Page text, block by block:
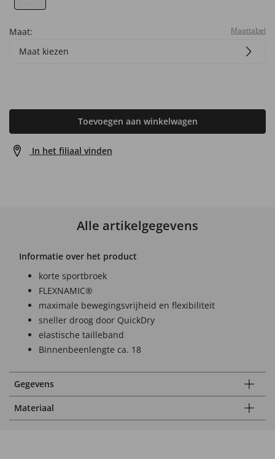
Maat: Maattabel
Maat kiezen
Toevoegen aan winkelwagen
In het filiaal vinden
Alle artikelgegevens
Informatie over het product
korte sportbroek
FLEXNAMIC®
maximale bewegingsvrijheid en flexibiliteit
sneller droog door QuickDry
elastische tailleband
Binnenbeenlengte ca. 18
Gegevens
Materiaal